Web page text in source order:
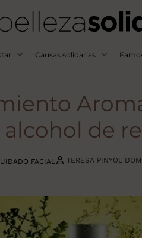
Causas solidarias
de
FACIAL TERESA PINYOL